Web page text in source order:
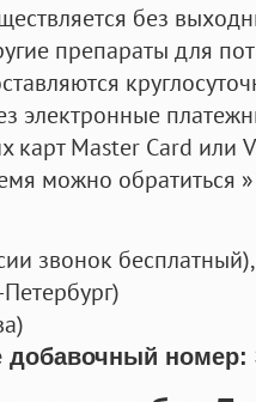
без
препараты для
электронные
карт Master Card или
можно обратиться
звонок бесплатный),
добавочный номер: